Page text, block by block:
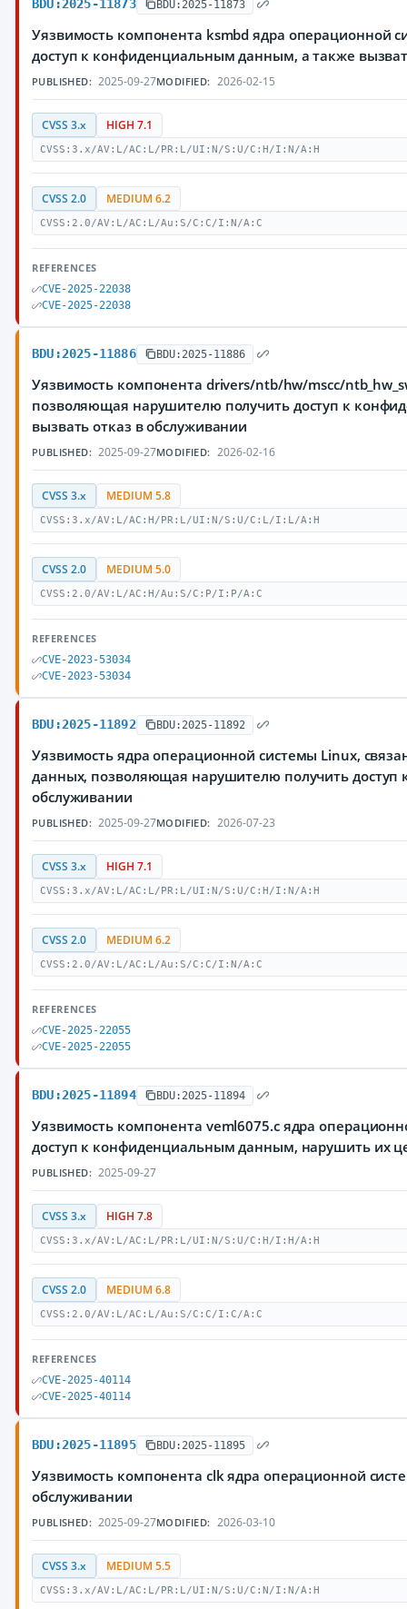
BDU:2025-11873 BDU:2025-11873
Уязвимость компонента ksmbd ядра операционной
доступ к конфиденциальным данным, а также
PUBLISHED: 2025-09-27MODIFIED: 2026-02-15
CVSS 3.x HIGH 7.1
CVSS:3.x/AV:L/AC:L/PR:L/UI:N/S:U/C:H/I:N/A:H
CVSS 2.0 MEDIUM 6.2
CVSS:2.0/AV:L/AC:L/Au:S/C:C/I:N/A:C
REFERENCES
CVE-2025-22038
CVE-2025-22038
BDU:2025-11886 BDU:2025-11886
Уязвимость компонента drivers/ntb/hw/mscc/
позволяющая нарушителю получить доступ к
вызвать отказ в обслуживании
PUBLISHED: 2025-09-27MODIFIED: 2026-02-16
CVSS 3.x MEDIUM 5.8
CVSS:3.x/AV:L/AC:H/PR:L/UI:N/S:U/C:L/I:L/A:H
CVSS 2.0 MEDIUM 5.0
CVSS:2.0/AV:L/AC:H/Au:S/C:P/I:P/A:C
REFERENCES
CVE-2023-53034
CVE-2023-53034
BDU:2025-11892 BDU:2025-11892
Уязвимость ядра операционной системы Linux,
данных, позволяющая нарушителю получить
обслуживании
PUBLISHED: 2025-09-27MODIFIED: 2026-07-23
CVSS 3.x HIGH 7.1
CVSS:3.x/AV:L/AC:L/PR:L/UI:N/S:U/C:H/I:N/A:H
CVSS 2.0 MEDIUM 6.2
CVSS:2.0/AV:L/AC:L/Au:S/C:C/I:N/A:C
REFERENCES
CVE-2025-22055
CVE-2025-22055
BDU:2025-11894 BDU:2025-11894
Уязвимость компонента veml6075.c ядра
доступ к конфиденциальным данным, нарушить их
PUBLISHED: 2025-09-27
CVSS 3.x HIGH 7.8
CVSS:3.x/AV:L/AC:L/PR:L/UI:N/S:U/C:H/I:H/A:H
CVSS 2.0 MEDIUM 6.8
CVSS:2.0/AV:L/AC:L/Au:S/C:C/I:C/A:C
REFERENCES
CVE-2025-40114
CVE-2025-40114
BDU:2025-11895 BDU:2025-11895
Уязвимость компонента clk ядра операционной
обслуживании
PUBLISHED: 2025-09-27MODIFIED: 2026-03-10
CVSS 3.x MEDIUM 5.5
CVSS:3.x/AV:L/AC:L/PR:L/UI:N/S:U/C:N/I:N/A:H